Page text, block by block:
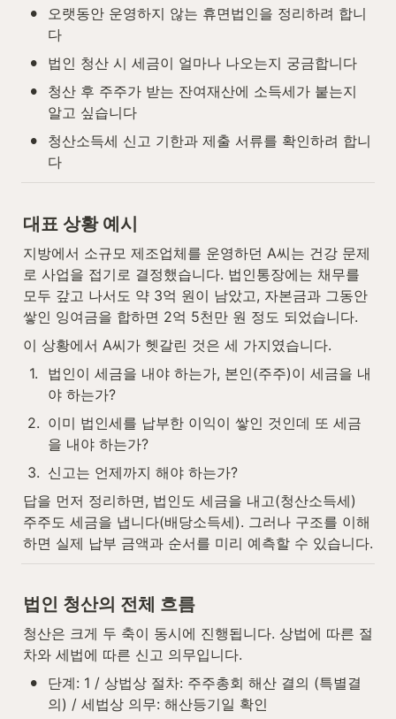
•
오랫동안 운영하지 않는 휴면법인을 정리하려 합니
다
• 법인 청산 시 세금이 얼마나 나오는지 궁금합니다
•
청산 후 주주가 받는 잔여재산에 소득세가 붙는지
알고 싶습니다
•
청산소득세 신고 기한과 제출 서류를 확인하려 합니
다
대표 상황 예시
지방에서 소규모 제조업체를 운영하던 A씨는 건강 문제
로 사업을 접기로 결정했습니다. 법인통장에는 채무를
모두 갚고 나서도 약 3억 원이 남았고, 자본금과 그동안
쌓인 잉여금을 합하면 2억 5천만 원 정도 되었습니다.
이 상황에서 A씨가 헷갈린 것은 세 가지였습니다.
1.
법인이 세금을 내야 하는가, 본인(주주)이 세금을 내
야 하는가?
2. 이미 법인세를 납부한 이익이 쌓인 것인데 또 세금
을 내야 하는가?
3. 신고는 언제까지 해야 하는가?
답을 먼저 정리하면, 법인도 세금을 내고(청산소득세)
주주도 세금을 냅니다(배당소득세). 그러나 구조를 이해
하면 실제 납부 금액과 순서를 미리 예측할 수 있습니다.
법인 청산의 전체 흐름
청산은 크게 두 축이 동시에 진행됩니다. 상법에 따른 절
차와 세법에 따른 신고 의무입니다.
•
단계: 1 / 상법상 절차: 주주총회 해산 결의 (특별결
의) / 세법상 의무: 해산등기일 확인